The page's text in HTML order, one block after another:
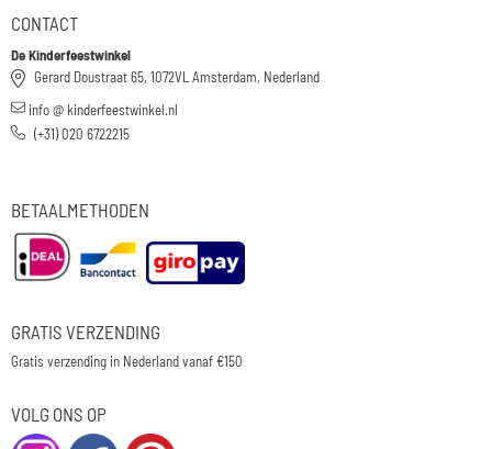
CONTACT
De Kinderfeestwinkel
Gerard Doustraat 65, 1072VL Amsterdam, Nederland
info @ kinderfeestwinkel.nl
(+31) 020 6722215
BETAALMETHODEN
GRATIS VERZENDING
Gratis verzending in Nederland vanaf €150
VOLG ONS OP